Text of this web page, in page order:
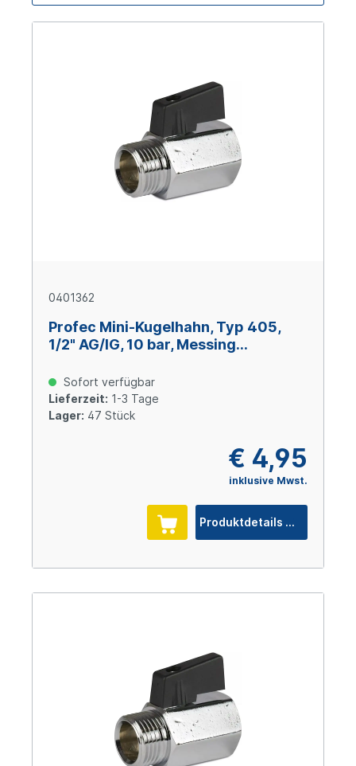
0401362
Profec Mini-Kugelhahn, Typ 405,
1/2" AG/IG, 10 bar, Messing
Sofort verfügbar
Lieferzeit: 1-3 Tage
Lager: 47 Stück
€ 4,95
inklusive Mwst.
Produktdetails